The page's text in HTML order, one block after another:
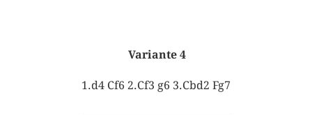
Variante 4
1.d4 Cf6 2.Cf3 g6 3.Cbd2 Fg7